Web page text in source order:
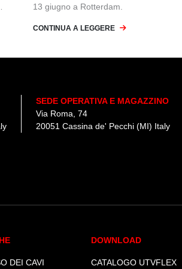
13 giugno a Rotterdam.
CONTINUA A LEGGERE
SEDE OPERATIVA E MAGAZZINO
Via Roma, 74
20051 Cassina de' Pecchi (MI) Italy
DEI CAVI
DOWNLOAD
CATALOGO UTVFLEX